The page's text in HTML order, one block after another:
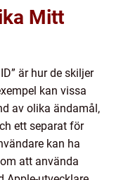
Mitt
är hur de skiljer
kan vissa
av olika ändamål,
ett separat för
kan ha
att använda